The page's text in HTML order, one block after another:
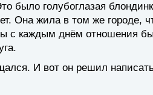
было голубоглазая
Она жила в том же городе,
с каждым днём отношения
И вот он решил написать